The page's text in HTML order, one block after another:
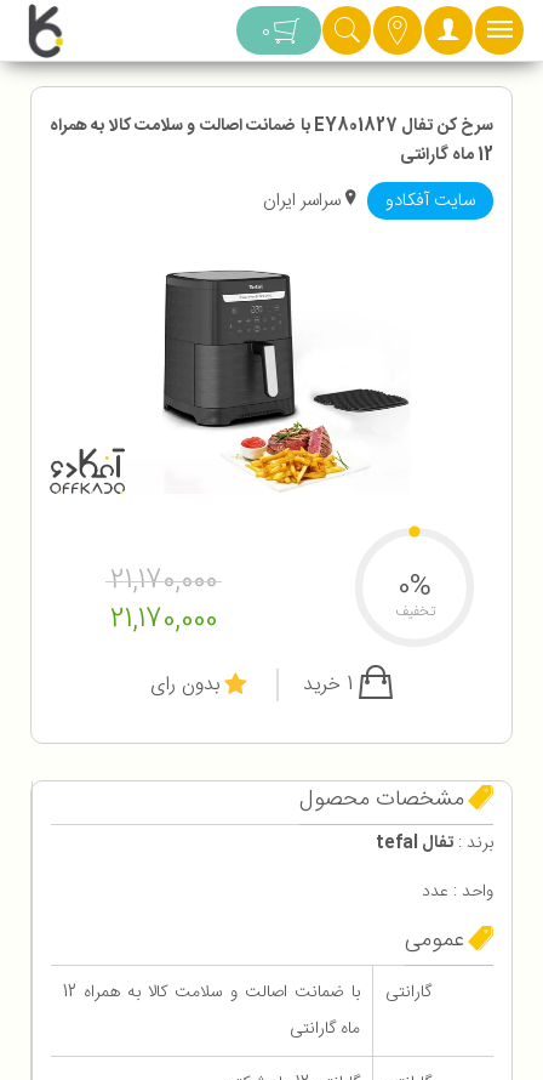
دسته بندی 0
سرخ کن تفال EY801827 با ضمانت اصالت و سلامت کالا به همراه
12 ماه گارانتی
سایت آفکادو سراسر ایران
21,170,000
21,170,000
0%
تخفیف
بدون رای
مشخصات محصول
برند : تفال tefal
واحد : عدد
عمومی
گارانتی
با ضمانت اصالت و سلامت کالا به همراه 12
ماه گارانتی